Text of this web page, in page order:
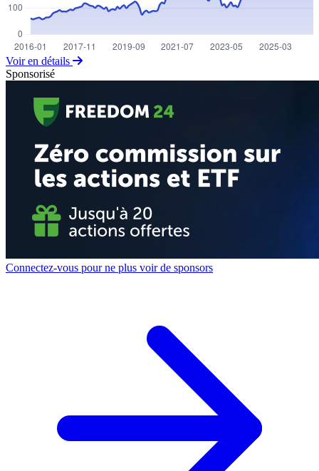
Voir en détails
Sponsorisé
Connectez-vous pour ne plus voir de sponsors